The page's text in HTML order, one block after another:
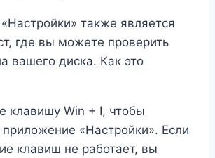
также является
где вы можете проверить
вашего диска. Как это
клавишу Win + I, чтобы
приложение «Настройки». Если
клавиш не работает, вы